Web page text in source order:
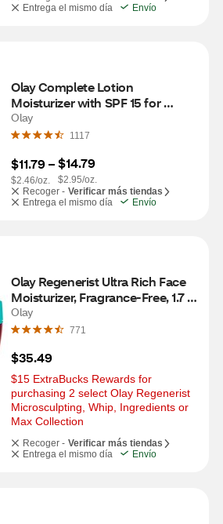
Entrega el mismo día
Envío
Olay Complete Lotion
Moisturizer with SPF 15 for
Sensitive Skin, 6 OZ
Olay
1117
$11.79 –
$2.46/oz.
$14.79
$2.95/oz.
Recoger - Verificar más tiendas
Entrega el mismo día
Envío
Olay Regenerist Ultra Rich Face
Moisturizer, Fragrance-Free, 1.7
OZ
Olay
771
$35.49
$15 ExtraBucks Rewards for
purchasing 2 select Olay Regenerist
Microsculpting, Whip, Ingredients or
Max Collection
Recoger - Verificar más tiendas
Entrega el mismo día
Envío